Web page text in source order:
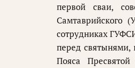
первой сваи,
Самтаврийского
сотрудниках
перед святынями,
Пояса